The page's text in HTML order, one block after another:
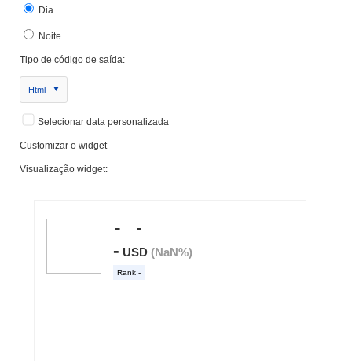
Dia
Noite
Tipo de código de saída:
Html
Selecionar data personalizada
Customizar o widget
Visualização widget: